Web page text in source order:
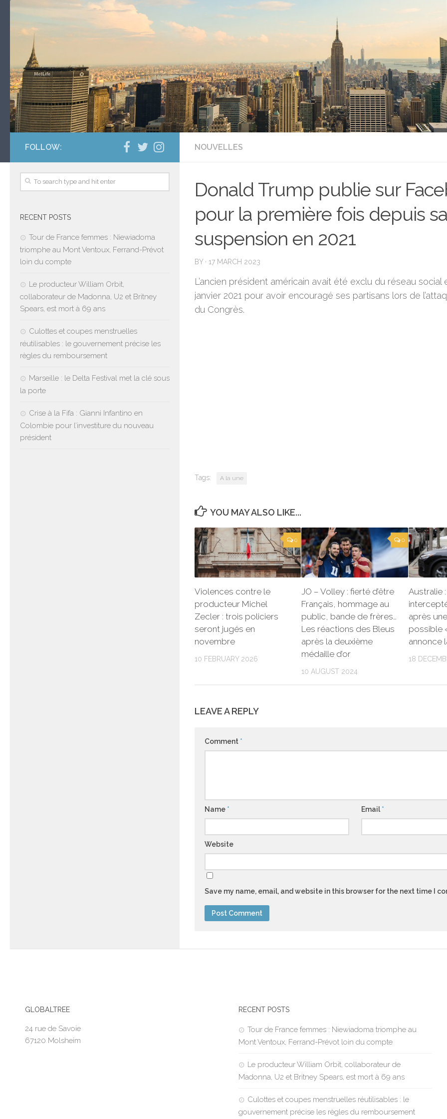
NOUVELLES
Donald Trump publie sur
pour la première fois depuis sa
suspension en 2021
BY · 17 MARCH 2023
L’ancien président américain avait été exclu du réseau social
janvier 2021 pour avoir encouragé ses partisans lors de
du Congrès.
Tags: A la une
YOU MAY ALSO LIKE...
0
Violences contre le
producteur Michel
Zecler : trois policiers
seront jugés en
novembre
10 FEBRUARY 2026
0
JO – Volley : fierté d’être
Français, hommage au
public, bande de frères…
Les réactions des Bleus
après la deuxième
médaille d’or
10 AUGUST 2024
Australie
après
possible
annonce
18
LEAVE A REPLY
Comment *
Name * Email*
Website
Save my name, email, and website in this browser for the next time I
FOLLOW:
RECENT POSTS
Tour de France femmes : Niewiadoma
triomphe au Mont Ventoux, Ferrand-Prévot
loin du compte
Le producteur William Orbit,
collaborateur de Madonna, U2 et Britney
Spears, est mort à 69 ans
Culottes et coupes menstruelles
réutilisables : le gouvernement précise les
règles du remboursement
Marseille : le Delta Festival met la clé sous
la porte
Crise à la Fifa : Gianni Infantino en
Colombie pour l’investiture du nouveau
président
GLOBALTREE
24 rue de Savoie
67120 Molsheim
RECENT POSTS
Tour de France femmes : Niewiadoma triomphe au
Mont Ventoux, Ferrand-Prévot loin du compte
Le producteur William Orbit, collaborateur de
Madonna, U2 et Britney Spears, est mort à 69 ans
Culottes et coupes menstruelles réutilisables : le
gouvernement précise les règles du remboursement